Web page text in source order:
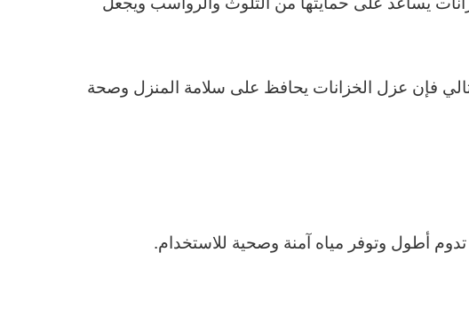
فإن عزل الخزانات يحافظ على سلامة المنزل وصحة
تدوم أطول وتوفر مياه آمنة وصحية للاستخدام.